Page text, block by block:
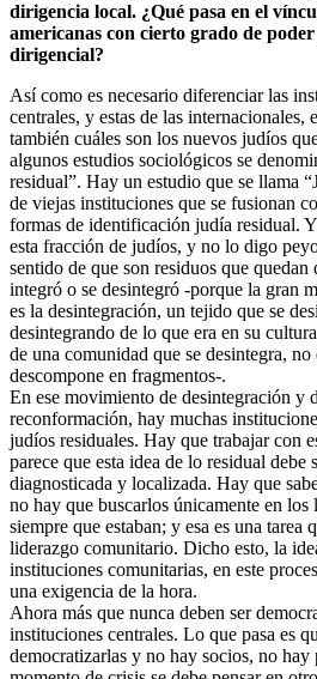
dirigencia local. ¿Qué pasa en el
americanas con cierto grado de
dirigencial?
Así como es necesario diferenciar las
centrales, y estas de las internacionales,
también cuáles son los nuevos judíos
algunos estudios sociológicos se
residual”. Hay un estudio que se llama
de viejas instituciones que se fusionan
formas de identificación judía residual.
esta fracción de judíos, y no lo digo
sentido de que son residuos que
integró o se desintegró -porque la gran
es la desintegración, un tejido que se
desintegrando de lo que era en su
de una comunidad que se desintegra, no
descompone en fragmentos-.
En ese movimiento de desintegración y
reconformación, hay muchas
judíos residuales. Hay que trabajar con
parece que esta idea de lo residual debe
diagnosticada y localizada. Hay que
no hay que buscarlos únicamente en los
siempre que estaban; y esa es una tarea
liderazgo comunitario. Dicho esto, la
instituciones comunitarias, en este
una exigencia de la hora.
Ahora más que nunca deben ser
instituciones centrales. Lo que pasa es
democratizarlas y no hay socios, no hay